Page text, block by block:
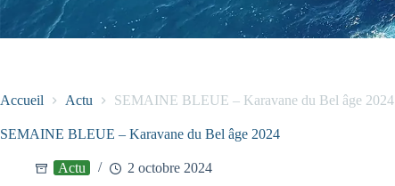
Accueil Actu SEMAINE BLEUE – Karavane du Bel âge 2024
SEMAINE BLEUE – Karavane du Bel âge 2024
Actu 2 octobre 2024